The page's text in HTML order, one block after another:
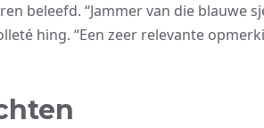
beleefd. “Jammer van die blauwe
hing. “Een zeer relevante